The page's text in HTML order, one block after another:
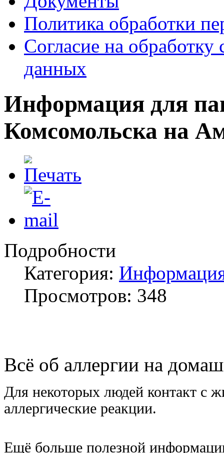
Политика обработки
Согласие на обработку
данных
Информация для
Комсомольска на
Подробности
Категория:
Просмотров: 348
Всё об аллергии на
Для некоторых людей контакт с
аллергические реакции.
Ещё больше полезной